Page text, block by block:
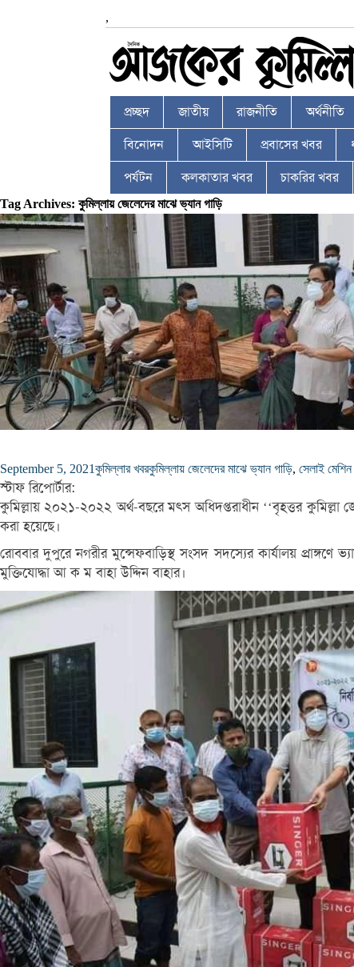
,
প্রচ্ছদ জাতীয় রাজনীতি অর্থনীতি
বিনোদন আইসিটি প্রবাসের খবর
পর্যটন কলকাতার খবর চাকরির খবর
Tag Archives: কুমিল্লায় জেলেদের মাঝে ভ্যান গাড়ি
September 5, 2021কুমিল্লার খবরকুমিল্লায় জেলেদের মাঝে ভ্যান গাড়ি, সেলাই
স্টাফ রিপোর্টার:
কুমিল্লায় ২০২১-২০২২ অর্থ-বছরে মৎস অধিদপ্তরাধীন ‘‘বৃহত্তর
করা হয়েছে।
রোববার দুপুরে নগরীর মুন্সেফবাড়িস্থ সংসদ সদস্যের কার্যালয়
মুক্তিযোদ্ধা আ ক ম বাহা উদ্দিন বাহার।